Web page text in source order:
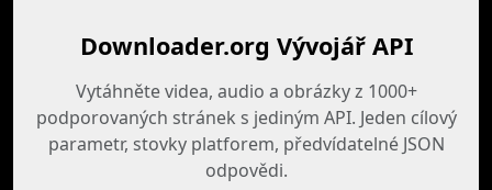
Downloader.org Vývojář API
Vytáhněte videa, audio a obrázky z 1000+
podporovaných stránek s jediným API. Jeden cílový
parametr, stovky platforem, předvídatelné JSON
odpovědi.